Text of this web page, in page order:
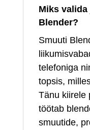
Miks
Blender?
Smuuti
telefoniga
topsis,
Tänu kiirele
töötab
smuutide,